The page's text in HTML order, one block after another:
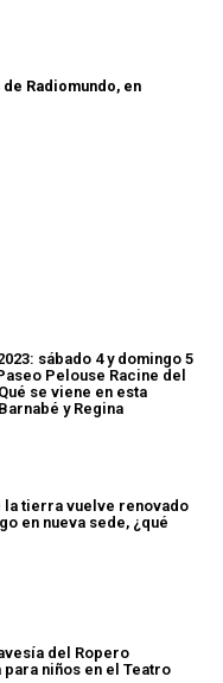
de Radiomundo, en
sábado 4 y domingo 5
Pelouse Racine del
se viene en esta
y Regina
la tierra vuelve renovado
en nueva sede, ¿qué
del Ropero
niños en el Teatro